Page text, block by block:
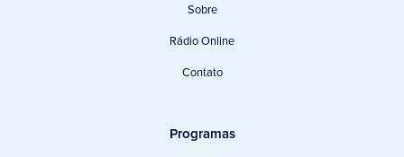
Sobre
Rádio Online
Contato
Programas